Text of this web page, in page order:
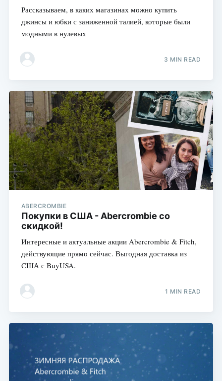
Рассказываем, в каких магазинах можно купить
джинсы и юбки с заниженной талией, которые были
модными в нулевых
3 MIN READ
ABERCROMBIE
Покупки в США - Abercrombie со
скидкой!
Интересные и актуальные акции Abercrombie & Fitch,
действующие прямо сейчас. Выгодная доставка из
США с BuyUSA.
1 MIN READ